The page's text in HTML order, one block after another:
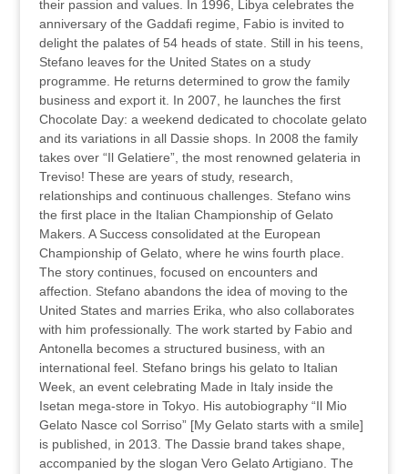
their passion and values. In 1996, Libya celebrates the
anniversary of the Gaddafi regime, Fabio is invited to
delight the palates of 54 heads of state. Still in his teens,
Stefano leaves for the United States on a study
programme. He returns determined to grow the family
business and export it. In 2007, he launches the first
Chocolate Day: a weekend dedicated to chocolate gelato
and its variations in all Dassie shops. In 2008 the family
takes over “Il Gelatiere”, the most renowned gelateria in
Treviso! These are years of study, research,
relationships and continuous challenges. Stefano wins
the first place in the Italian Championship of Gelato
Makers. A Success consolidated at the European
Championship of Gelato, where he wins fourth place.
The story continues, focused on encounters and
affection. Stefano abandons the idea of moving to the
United States and marries Erika, who also collaborates
with him professionally. The work started by Fabio and
Antonella becomes a structured business, with an
international feel. Stefano brings his gelato to Italian
Week, an event celebrating Made in Italy inside the
Isetan mega-store in Tokyo. His autobiography “Il Mio
Gelato Nasce col Sorriso” [My Gelato starts with a smile]
is published, in 2013. The Dassie brand takes shape,
accompanied by the slogan Vero Gelato Artigiano. The